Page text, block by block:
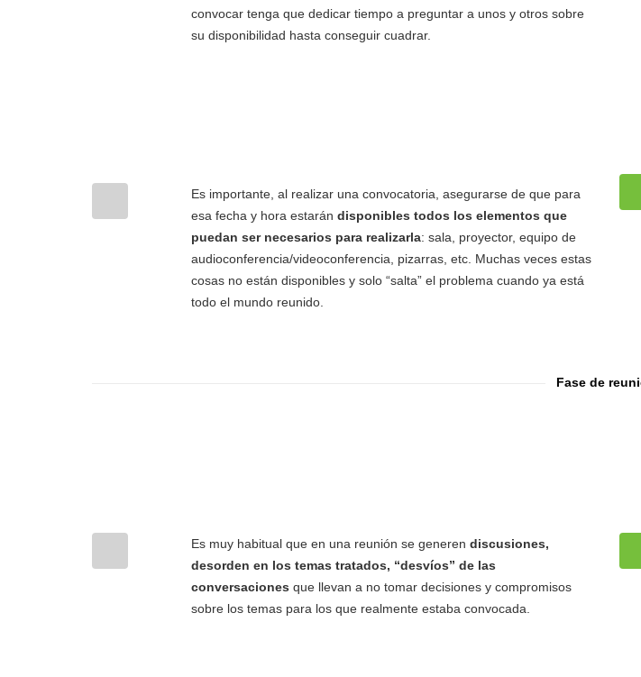
convocar tenga que dedicar tiempo a preguntar a unos y otros sobre
su disponibilidad hasta conseguir cuadrar.
Es importante, al realizar una convocatoria, asegurarse de que para
esa fecha y hora estarán disponibles todos los elementos que
puedan ser necesarios para realizarla: sala, proyector, equipo de
audioconferencia/videoconferencia, pizarras, etc. Muchas veces estas
cosas no están disponibles y solo “salta” el problema cuando ya está
todo el mundo reunido.
Fase de
Es muy habitual que en una reunión se generen discusiones,
desorden en los temas tratados, “desvíos” de las
conversaciones que llevan a no tomar decisiones y compromisos
sobre los temas para los que realmente estaba convocada.